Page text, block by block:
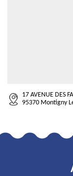
17 AVENUE DES
95370 Montigny